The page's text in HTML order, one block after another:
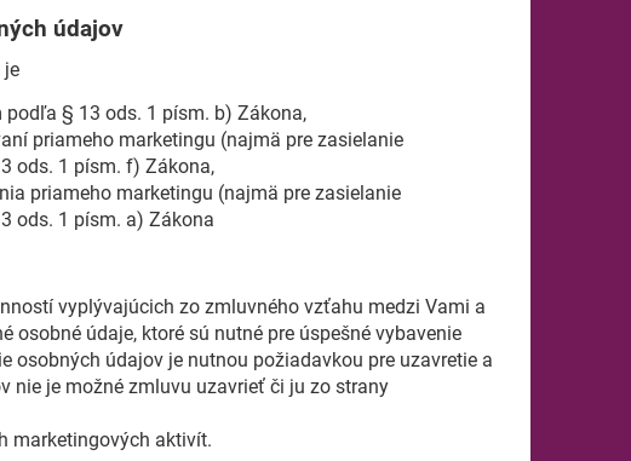
údajov
je
§ 13 ods. 1 písm. b) Zákona,
priameho marketingu (najmä pre zasielanie
ods. 1 písm. f) Zákona,
priameho marketingu (najmä pre zasielanie
ods. 1 písm. a) Zákona
vyplývajúcich zo zmluvného vzťahu medzi Vami a
osobné údaje, ktoré sú nutné pre úspešné vybavenie
osobných údajov je nutnou požiadavkou pre uzavretie a
nie je možné zmluvu uzavrieť či ju zo strany
marketingových aktivít.